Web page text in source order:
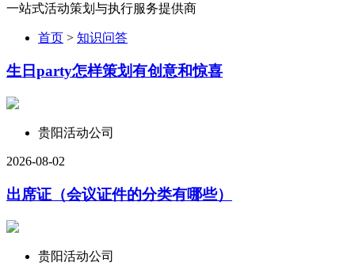
一站式活动策划与执行服务提供商
首页 > 知识问答
生日party怎样策划有创意和惊喜
贵阳活动公司
2026-08-02
出席证（会议证件的分类有哪些）
贵阳活动公司